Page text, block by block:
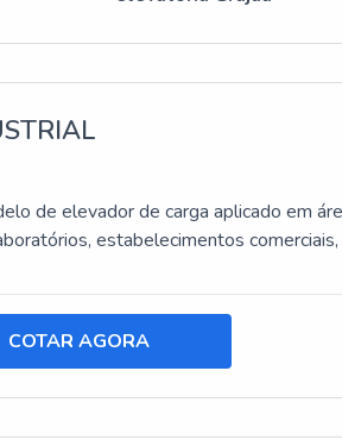
de elevador de carga aplicado em
estabelecimentos
COTAR AGORA